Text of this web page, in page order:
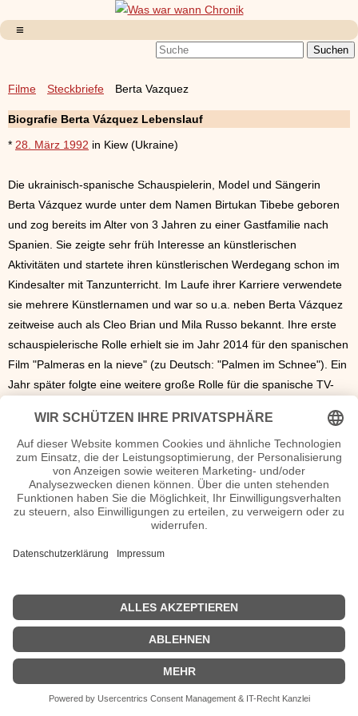
Filme Steckbriefe Berta Vazquez
Biografie Berta Vázquez Lebenslauf
* 28. März 1992 in Kiew (Ukraine)
Die ukrainisch-spanische Schauspielerin, Model und Sängerin
Berta Vázquez wurde unter dem Namen Birtukan Tibebe geboren
und zog bereits im Alter von 3 Jahren zu einer Gastfamilie nach
Spanien. Sie zeigte sehr früh Interesse an künstlerischen
Aktivitäten und startete ihren künstlerischen Werdegang schon im
Kindesalter mit Tanzunterricht. Im Laufe ihrer Karriere verwendete
sie mehrere Künstlernamen und war so u.a. neben Berta Vázquez
zeitweise auch als Cleo Brian und Mila Russo bekannt. Ihre erste
schauspielerische Rolle erhielt sie im Jahr 2014 für den spanischen
Film "Palmeras en la nieve" (zu Deutsch: "Palmen im Schnee"). Ein
Jahr später folgte eine weitere große Rolle für die spanische TV-
Angesicht"). Diese Rolle erstreckte sich über mehrere Jahre.
Berta Vázquez Seiten, Kurzbio, Familie, verheiratet, Herkunft etc.
n.n.v. - Die offizielle Berta Vázquez Homepage / Facebook / X /
Instagram Seite
| © 2013–2023 was-war-wann.de. Alle Rechte vorbehalten. |
Impressum| Kurzbio | Vita | Herkunft |